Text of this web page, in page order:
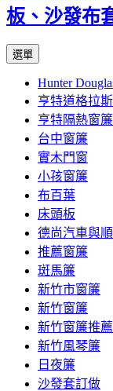
板、沙發布
選單
內
容
Hunter
亨特道格拉
亨特隔熱窗簾
台中窗簾
實木門窗
小孩窗簾
布百葉
床頭板
德尚汽車與
推薦窗簾
斑馬簾
新竹市窗簾
新竹窗簾
新竹窗簾推薦
新竹風琴簾
日夜簾
沙發套訂做